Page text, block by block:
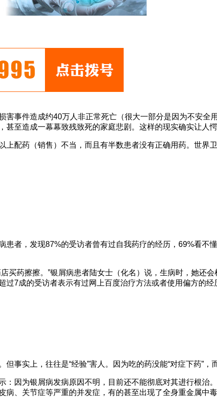
害事件造成约40万人非正常死亡（很大一部分是因为不安
至造成一幕幕致残致死的家庭悲剧。这样的现实确实让人
上配药（销售）不当，而且有半数患者没有正确用药。世
者，发现87%的受访者曾有过自我药疗的经历，69%看不
买药擦擦。”银屑病患者陆女士（化名）说，生病时，她还
过7成的受访者表示有过网上百度治疗方法或者使用偏方的
事实上，往往是“经验”害人。因为吃的药没能“对症下药”，
：因为银屑病发病原因不明，目前还不能彻底对其进行根治
、关节症等严重的并发症，有的甚至出现了全身重金属中